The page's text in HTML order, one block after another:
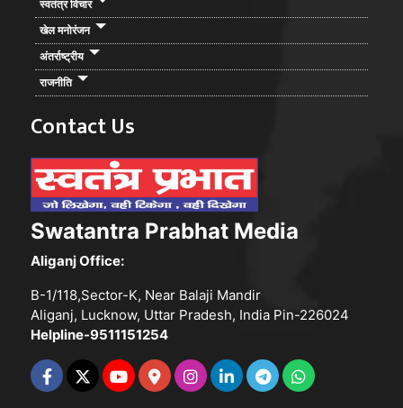
स्वतंत्र विचार
खेल मनोरंजन
अंतर्राष्ट्रीय
राजनीति
Contact Us
Swatantra Prabhat Media
Aliganj Office:
B-1/118,Sector-K, Near Balaji Mandir
Aliganj, Lucknow, Uttar Pradesh, India Pin-226024
Helpline-9511151254